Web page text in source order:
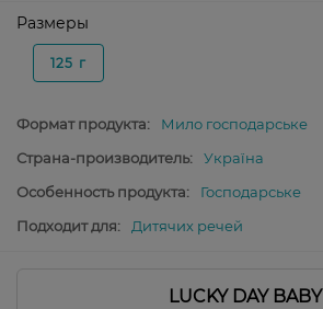
Размеры
125 г
Формат продукта:
Мило господарське
Страна-производитель:
Україна
Особенность продукта:
Господарське
Подходит для:
Дитячих речей
LUCKY DAY BABY